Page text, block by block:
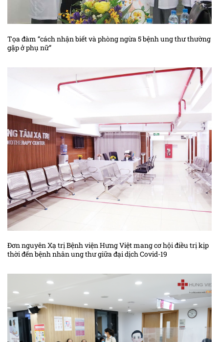
Tọa đàm “cách nhận biết và phòng ngừa 5 bệnh ung thư thường
gặp ở phụ nữ”
Đơn nguyên Xạ trị Bệnh viện Hưng Việt mang cơ hội điều trị kịp
thời đến bệnh nhân ung thư giữa đại dịch Covid-19